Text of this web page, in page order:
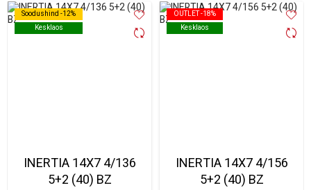
Soodushind -12%
Kesklaos
Soodushind -12%
Kesklaos
INERTIA 14X7 4/136
5+2 (40) BZ
OUTLET -18%
Kesklaos
OUTLET -18%
Kesklaos
INERTIA 14X7 4/156
5+2 (40) BZ